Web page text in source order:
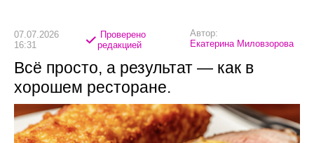
07.07.2026
16:31
Проверено
редакцией
Автор:
Екатерина Миловзорова
Всё просто, а результат — как в
хорошем ресторане.